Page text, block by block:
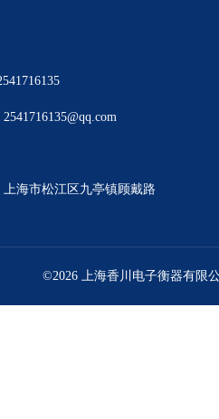
海市松江区九亭镇顾戴路
©2026 上海香川电子衡器有限